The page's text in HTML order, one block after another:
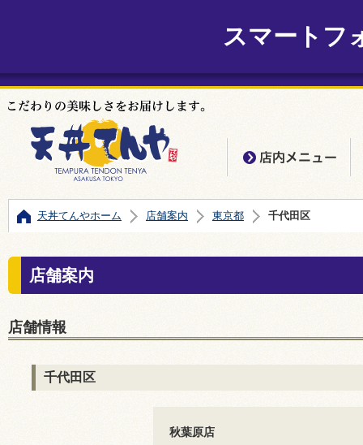
スマートフ
天丼てんやホーム 店舗案内 東京都 千代田区
店舗案内
店舗情報
千代田区
秋葉原店